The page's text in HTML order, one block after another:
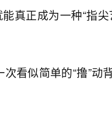
真正成为一种“指
看似简单的“撸”